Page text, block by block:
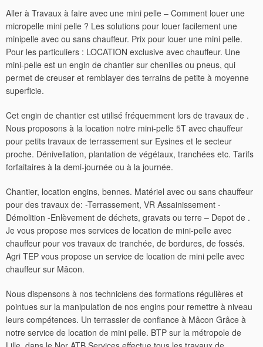
Aller à Travaux à faire avec une mini pelle – Comment louer une
micropelle mini pelle ? Les solutions pour louer facilement une
minipelle avec ou sans chauffeur. Prix pour louer une mini pelle.
Pour les particuliers : LOCATION exclusive avec chauffeur. Une
mini-pelle est un engin de chantier sur chenilles ou pneus, qui
permet de creuser et remblayer des terrains de petite à moyenne
superficie.
Cet engin de chantier est utilisé fréquemment lors de travaux de .
Nous proposons à la location notre mini-pelle 5T avec chauffeur
pour petits travaux de terrassement sur Eysines et le secteur
proche. Dénivellation, plantation de végétaux, tranchées etc. Tarifs
forfaitaires à la demi-journée ou à la journée.
Chantier, location engins, bennes. Matériel avec ou sans chauffeur
pour des travaux de: -Terrassement, VR Assainissement -
Démolition -Enlèvement de déchets, gravats ou terre – Depot de .
Je vous propose mes services de location de mini-pelle avec
chauffeur pour vos travaux de tranchée, de bordures, de fossés.
Agri TEP vous propose un service de location de mini pelle avec
chauffeur sur Mâcon.
Nous dispensons à nos techniciens des formations régulières et
pointues sur la manipulation de nos engins pour remettre à niveau
leurs compétences. Un terrassier de confiance à Mâcon Grâce à
notre service de location de mini pelle. BTP sur la métropole de